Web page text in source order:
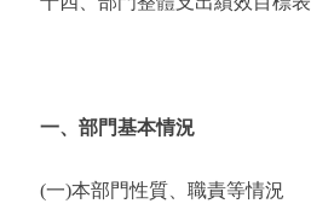
一、部門基本情況
(一)本部門性質、職責等情況